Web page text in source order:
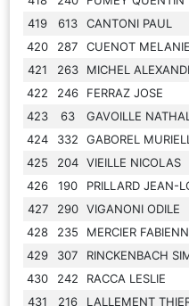
419
613 CANTONI PAUL
420
287 CUENOT MELANIE
421
263 MICHEL
422
246 FERRAZ JOSE
423
63 GAVOILLE
424
332 GABOREL
425
204 VIEILLE NICOLAS
426
190 PRILLARD JEAN-
427
290 VIGANONI ODILE
428
235 MERCIER
429
307 RINCKENBACH
430
242 RACCA LESLIE
431
216 LALLEMENT